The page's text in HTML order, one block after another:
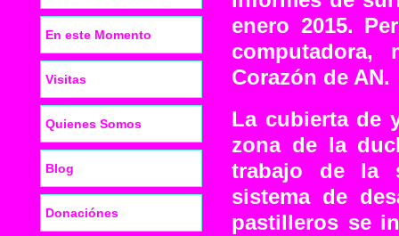
enero 2015.
Corazón de AN.
La cubierta de
zona de la
trabajo de la
sistema de
pastilleros se
En este Momento
Visitas
Quienes Somos
Blog
Donaciónes